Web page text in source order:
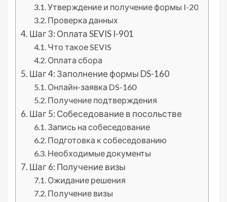
Утверждение и получение формы I-20
Проверка данных
Шаг 3: Оплата SEVIS I-901
Что такое SEVIS
Оплата сбора
Шаг 4: Заполнение формы DS-160
Онлайн-заявка DS-160
Получение подтверждения
Шаг 5: Собеседование в посольстве
Запись на собеседование
Подготовка к собеседованию
Необходимые документы
Шаг 6: Получение визы
Ожидание решения
Получение визы